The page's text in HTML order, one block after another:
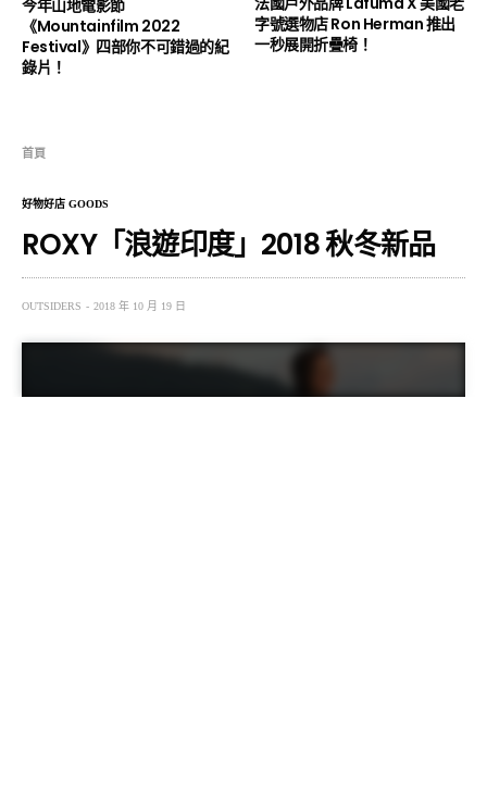
今年山地電影節
《Mountainfilm 2022
Festival》四部你不可錯過的紀
錄片！
字號選物店 Ron Herman 推出
一秒展開折疊椅！
首頁
好物好店 GOODS
ROXY「浪遊印度」2018 秋冬新品
OUTSIDERS 2018 年 10 月 19 日